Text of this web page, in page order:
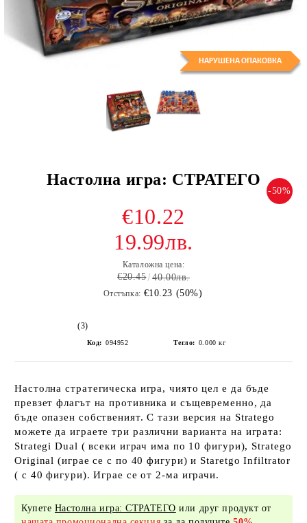
Настолна игра: СТРАТЕГО
-50%
€10.22
19.99лв.
Каталожна цена:
€20.45 40.00лв.
Отстъпка: €10.23 (50%)
(3)
Код: 094952 Тегло: 0.000 кг
Настолна стратегическа игра, чиято цел е да бъде
превзет флагът на противника и същевременно, да
бъде опазен собственият. С тази версия на Stratego
можете да играете три различни варианта на играта:
Strategi Dual ( всеки играч има по 10 фигури), Stratego
Original (играе се с по 40 фигури) и Staretgo Infiltrator
( с 40 фигури). Играе се от 2-ма играчи.
Купете Настолна игра: СТРАТЕГО или друг продукт от